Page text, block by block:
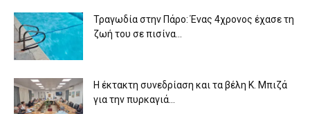
Τραγωδία στην Πάρο: Ένας 4χρονος έχασε τη
ζωή του σε πισίνα...
Η έκτακτη συνεδρίαση και τα βέλη Κ. Μπιζά
για την πυρκαγιά...